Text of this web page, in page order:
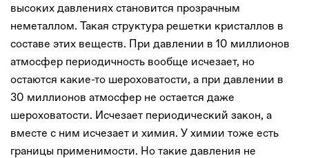
высоких давлениях становится прозрачным
неметаллом. Такая структура решетки кристаллов в
составе этих веществ. При давлении в 10 миллионов
атмосфер периодичность вообще исчезает, но
остаются какие-то шероховатости, а при давлении в
30 миллионов атмосфер не остается даже
шероховатости. Исчезает периодический закон, а
вместе с ним исчезает и химия. У химии тоже есть
границы применимости. Но такие давления не